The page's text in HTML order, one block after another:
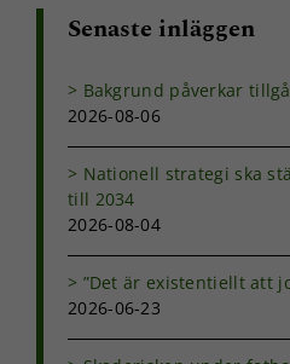
Senaste inläggen
Bakgrund påverkar
2026-08-06
Nationell strategi ska
till 2034
2026-08-04
”Det är existentiellt att
2026-06-23